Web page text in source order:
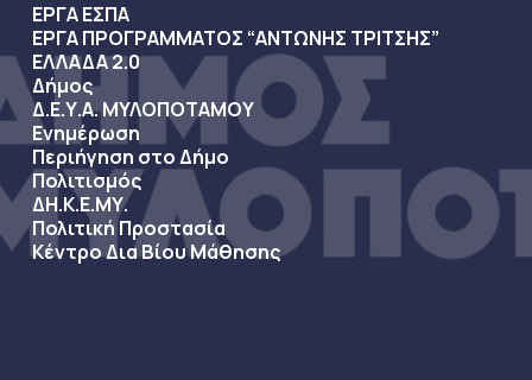
ΕΡΓΑ ΕΣΠΑ
ΕΡΓΑ ΠΡΟΓΡΑΜΜΑΤΟΣ “ΑΝΤΩΝΗΣ ΤΡΙΤΣΗΣ”
ΕΛΛΑΔΑ 2.0
Δήμος
Δ.Ε.Υ.Α. ΜΥΛΟΠΟΤΑΜΟΥ
Ενημέρωση
Περιήγηση στο Δήμο
Πολιτισμός
ΔΗ.Κ.Ε.ΜΥ.
Πολιτική Προστασία
Κέντρο Δια Βίου Μάθησης